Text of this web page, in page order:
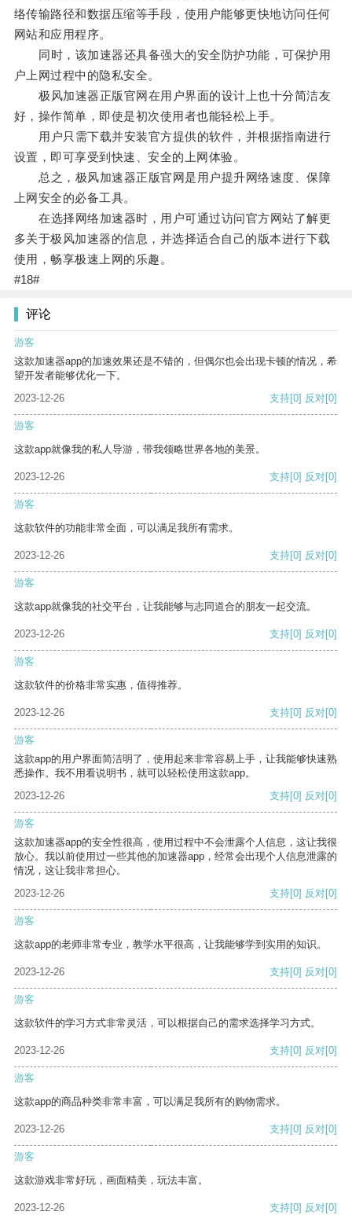
络传输路径和数据压缩等手段，使用户能够更快地访问任何
网站和应用程序。
同时，该加速器还具备强大的安全防护功能，可保护用
户上网过程中的隐私安全。
极风加速器正版官网在用户界面的设计上也十分简洁友
好，操作简单，即使是初次使用者也能轻松上手。
用户只需下载并安装官方提供的软件，并根据指南进行
设置，即可享受到快速、安全的上网体验。
总之，极风加速器正版官网是用户提升网络速度、保障
上网安全的必备工具。
在选择网络加速器时，用户可通过访问官方网站了解更
多关于极风加速器的信息，并选择适合自己的版本进行下载
使用，畅享极速上网的乐趣。
#18#
评论
游客
这款加速器app的加速效果还是不错的，但偶尔也会出现卡顿的情况，希
望开发者能够优化一下。
2023-12-26
支持[0] 反对[0]
游客
这款app就像我的私人导游，带我领略世界各地的美景。
2023-12-26 支持[0] 反对[0]
游客
这款软件的功能非常全面，可以满足我所有需求。
2023-12-26 支持[0] 反对[0]
游客
这款app就像我的社交平台，让我能够与志同道合的朋友一起交流。
2023-12-26 支持[0] 反对[0]
游客
这款软件的价格非常实惠，值得推荐。
2023-12-26 支持[0] 反对[0]
游客
这款app的用户界面简洁明了，使用起来非常容易上手，让我能够快速熟
悉操作。我不用看说明书，就可以轻松使用这款app。
2023-12-26
支持[0] 反对[0]
游客
这款加速器app的安全性很高，使用过程中不会泄露个人信息，这让我很
放心。我以前使用过一些其他的加速器app，经常会出现个人信息泄露的
情况，这让我非常担心。
2023-12-26
支持[0] 反对[0]
游客
这款app的老师非常专业，教学水平很高，让我能够学到实用的知识。
2023-12-26 支持[0] 反对[0]
游客
这款软件的学习方式非常灵活，可以根据自己的需求选择学习方式。
2023-12-26 支持[0] 反对[0]
游客
这款app的商品种类非常丰富，可以满足我所有的购物需求。
2023-12-26 支持[0] 反对[0]
游客
这款游戏非常好玩，画面精美，玩法丰富。
2023-12-26 支持[0] 反对[0]